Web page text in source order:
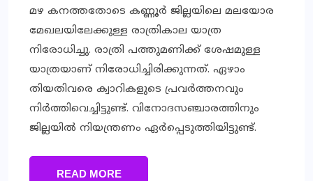
മഴ കനത്തതോടെ കണ്ണൂര്‍ ജില്ലയിലെ മലയോര
മേഖലയിലേക്കുള്ള രാത്രികാല യാത്ര
നിരോധിച്ചു. രാത്രി പത്തുമണിക്ക് ശേഷമുള്ള
യാത്രയാണ് നിരോധിച്ചിരിക്കുന്നത്. ഏഴാം
തിയതിവരെ ക്വാറികളുടെ പ്രവര്‍ത്തനവും
നിര്‍ത്തിവെച്ചിട്ടുണ്ട്. വിനോദസഞ്ചാരത്തിനും
ജില്ലയില്‍ നിയന്ത്രണം ഏര്‍പ്പെടുത്തിയിട്ടുണ്ട്.
READ MORE